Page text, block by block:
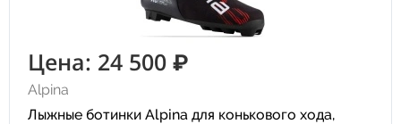
Цена: 24 500 ₽
Alpina
Лыжные ботинки Alpina для конькового хода,